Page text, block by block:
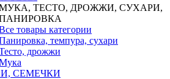
ТЕСТО, ДРОЖЖИ, СУХАРИ,
товары категории
темпура, сухари
дрожжи
СЕМЕЧКИ